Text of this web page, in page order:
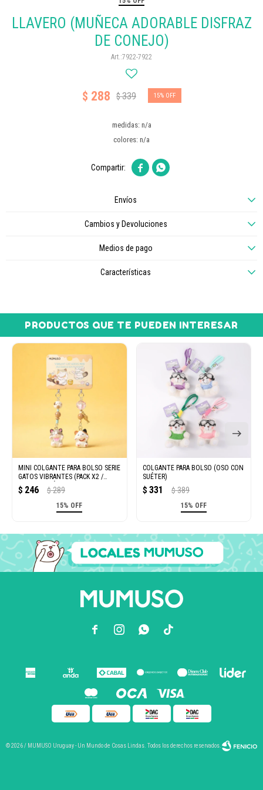
LLAVERO (MUÑECA ADORABLE DISFRAZ
DE CONEJO)
7922-7922
$ 288 $339 15
medidas: n/a
colores: n/a
 
Envíos
Cambios y Devoluciones
Medios de pago
Características
PRODUCTOS QUE TE PUEDEN INTERESAR
MINI COLGANTE PARA BOLSO SERIE
GATOS VIBRANTES (PACK X2 /
GATO CALICÓ Y RAGDOLL)
$ 246 $ 289
15% OFF
COLGANTE PARA BOLSO (OSO CON
SUÉTER)
$ 331 $ 389
15% OFF
  
© 2026 / MUMUSO Uruguay - Un Mundo de Cosas Lindas. Todos los derechos reservados.